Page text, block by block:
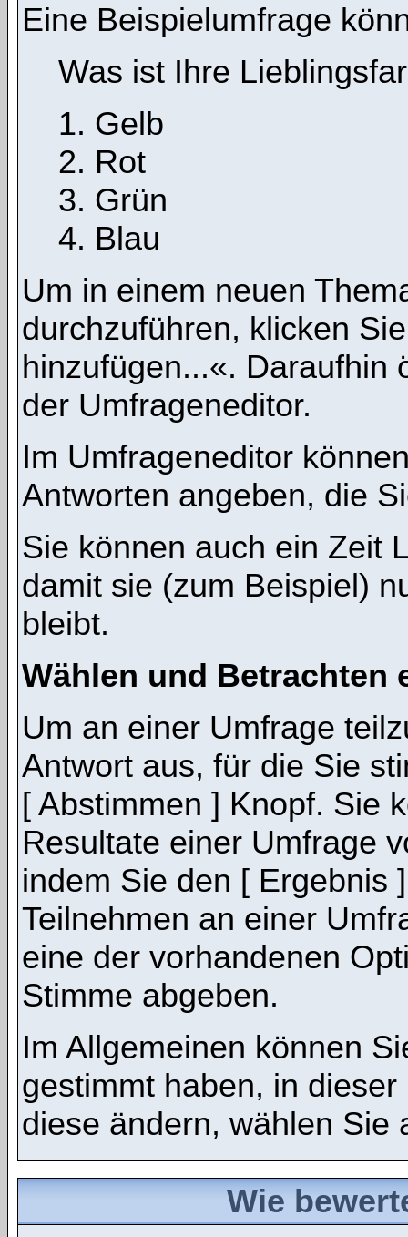
Eine Beispielumfrage
Was ist Ihre
Gelb
Rot
Grün
Blau
Um in einem neuen
durchzuführen, klicken
hinzufügen...«. Daraufhin
der Umfrageneditor.
Im Umfrageneditor
Antworten angeben, die
Sie können auch ein Zeit
damit sie (zum Beispiel)
bleibt.
Wählen und Betrachten
Um an einer Umfrage
Antwort aus, für die Sie
[ Abstimmen ] Knopf. Sie
Resultate einer Umfrage
indem Sie den [ Ergebnis
Teilnehmen an einer
eine der vorhandenen
Stimme abgeben.
Im Allgemeinen können
gestimmt haben, in
diese ändern, wählen Sie
Wie